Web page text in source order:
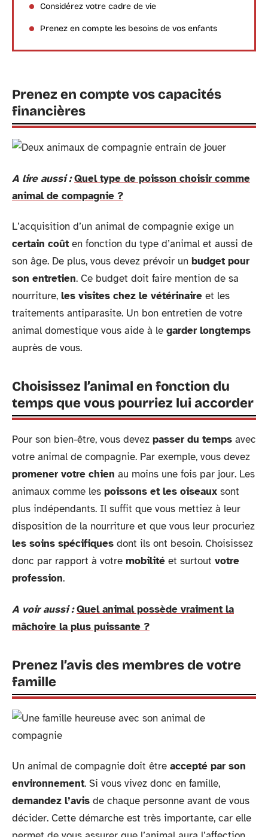
Considérez votre cadre de vie
Prenez en compte les besoins de vos enfants
Prenez en compte vos capacités
financières
A lire aussi : Quel type de poisson choisir comme
animal de compagnie ?
L’acquisition d’un animal de compagnie exige un
certain coût en fonction du type d’animal et aussi de
son âge. De plus, vous devez prévoir un budget pour
son entretien. Ce budget doit faire mention de sa
nourriture, les visites chez le vétérinaire et les
traitements antiparasite. Un bon entretien de votre
animal domestique vous aide à le garder longtemps
auprès de vous.
Choisissez l’animal en fonction du
temps que vous pourriez lui accorder
Pour son bien-être, vous devez passer du temps avec
votre animal de compagnie. Par exemple, vous devez
promener votre chien au moins une fois par jour. Les
animaux comme les poissons et les oiseaux sont
plus indépendants. Il suffit que vous mettiez à leur
disposition de la nourriture et que vous leur procuriez
les soins spécifiques dont ils ont besoin. Choisissez
donc par rapport à votre mobilité et surtout votre
profession.
A voir aussi : Quel animal possède vraiment la
mâchoire la plus puissante ?
Prenez l’avis des membres de votre
famille
Un animal de compagnie doit être accepté par son
environnement. Si vous vivez donc en famille,
demandez l’avis de chaque personne avant de vous
décider. Cette démarche est très importante, car elle